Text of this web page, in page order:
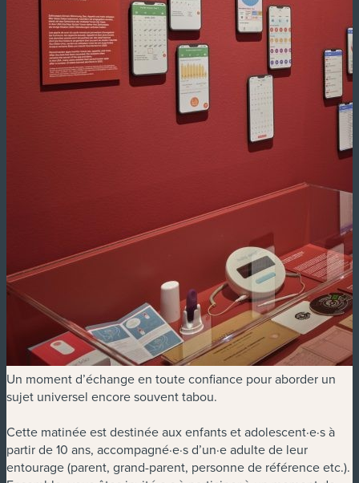
Un moment d’échange en toute confiance pour aborder un
sujet universel encore souvent tabou.
Cette matinée est destinée aux enfants et adolescent·e·s à
partir de 10 ans, accompagné·e·s d’un·e adulte de leur
entourage (parent, grand-parent, personne de référence etc.).